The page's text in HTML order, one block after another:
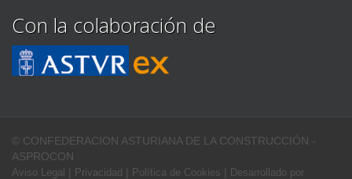
Con la colaboración de
© CONFEDERACION ASTURIANA DE LA CONSTRUCCIÓN -
ASPROCON
Aviso Legal | Privacidad | Política de Cookies | Desarrollado por